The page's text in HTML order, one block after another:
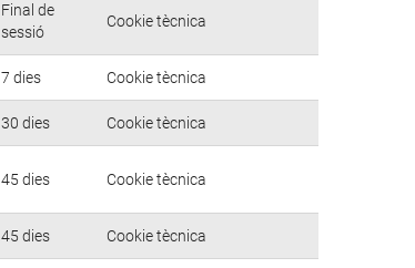
Final de
sessió
Cookie tècnica
7 dies Cookie tècnica
30 dies Cookie tècnica
45 dies Cookie tècnica
45 dies Cookie tècnica